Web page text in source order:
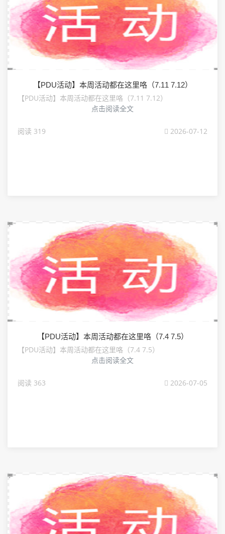
【PDU活动】本周活动都在这里咯（7.11 7.12）
【PDU活动】本周活动都在这里咯（7.11 7.12）
点击阅读全文
阅读 319 2026-07-12
【PDU活动】本周活动都在这里咯（7.4 7.5）
【PDU活动】本周活动都在这里咯（7.4 7.5）
点击阅读全文
阅读 363 2026-07-05